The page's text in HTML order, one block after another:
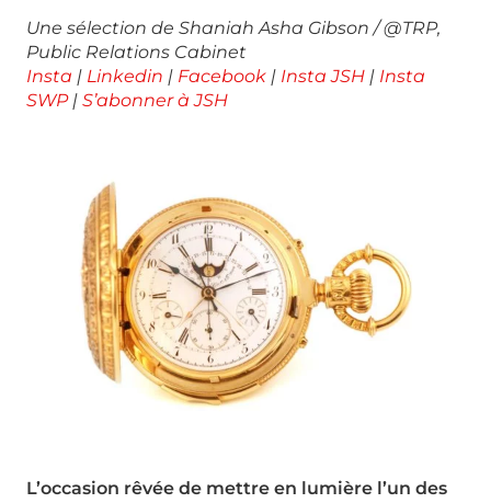
Une sélection de Shaniah Asha Gibson / @TRP,
Public Relations Cabinet
Insta | Linkedin | Facebook | Insta JSH | Insta
SWP| S’abonner à JSH
L’occasion rêvée de mettre en lumière l’un des